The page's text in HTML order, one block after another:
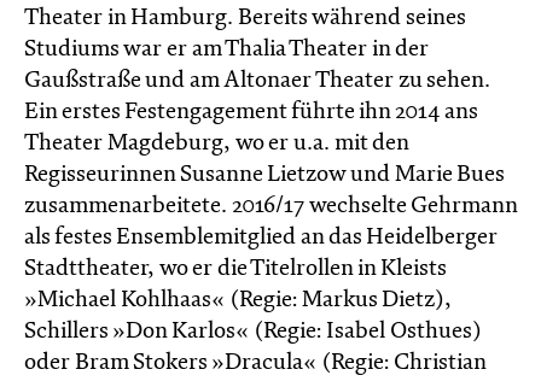
Theater in Hamburg. Bereits während seines
Studiums war er am Thalia Theater in der
Gaußstraße und am Altonaer Theater zu sehen.
Ein erstes Festengagement führte ihn 2014 ans
Theater Magdeburg, wo er u.a. mit den
Regisseurinnen Susanne Lietzow und Marie Bues
zusammenarbeitete. 2016/17 wechselte Gehrmann
als festes Ensemblemitglied an das Heidelberger
Stadttheater, wo er die Titelrollen in Kleists
»Michael Kohlhaas« (Regie: Markus Dietz),
Schillers »Don Karlos« (Regie: Isabel Osthues)
oder Bram Stokers »Dracula« (Regie: Christian